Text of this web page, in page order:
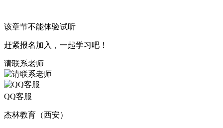
该章节不能体验试听
赶紧报名加入，一起学习吧！
请联系老师
QQ客服
杰林教育（西安）